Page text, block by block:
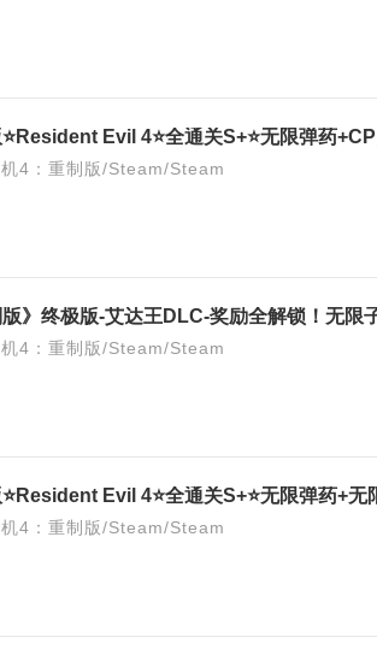
Evil 4⭐️全通关S+⭐️无限弹药
4：重制版/Steam/Steam
4：重制版/Steam/Steam
Evil 4⭐️全通关S+⭐️无限弹药+无
4：重制版/Steam/Steam